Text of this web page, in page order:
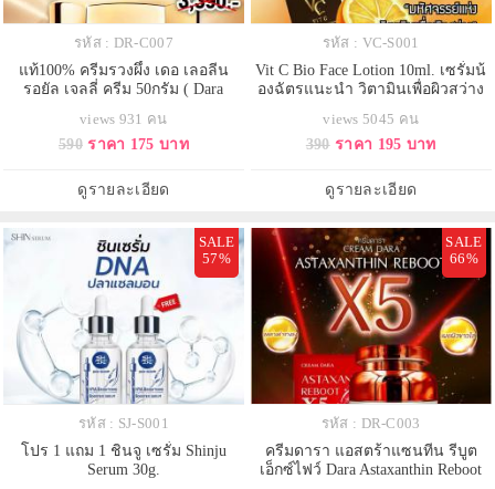
รหัส : DR-C007
แท้100% ครีมรวงผึ้ง เดอ เลอลีน
รอยัล เจลลี่ ครีม 50กรัม ( Dara
views 931 คน
590 ราคา 175 บาท
ดูรายละเอียด
รหัส : VC-S001
Vit C Bio Face Lotion 10ml. เซรั่มน้
องฉัตรแนะนำ วิตามินเพื่อผิวสว่าง
views 5045 คน
390 ราคา 195 บาท
ดูรายละเอียด
SALE
57%
รหัส : SJ-S001
โปร 1 แถม 1 ชินจู เซรั่ม Shinju
Serum 30g.
SALE
66%
รหัส : DR-C003
ครีมดารา แอสตร้าแซนทีน รีบูต
เอ็กซ์ไฟว์ Dara Astaxanthin Reboot